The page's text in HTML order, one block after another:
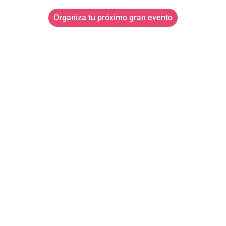
Organiza tu próximo gran evento